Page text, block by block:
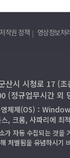
저작권 정책 영상정보처
산시 시청로 17 (
(정규업무시간 외
체제(OS)：
, 크롬, 사파리에 최
가 자동 수집되는 것을
처벌됨을 유념하시기